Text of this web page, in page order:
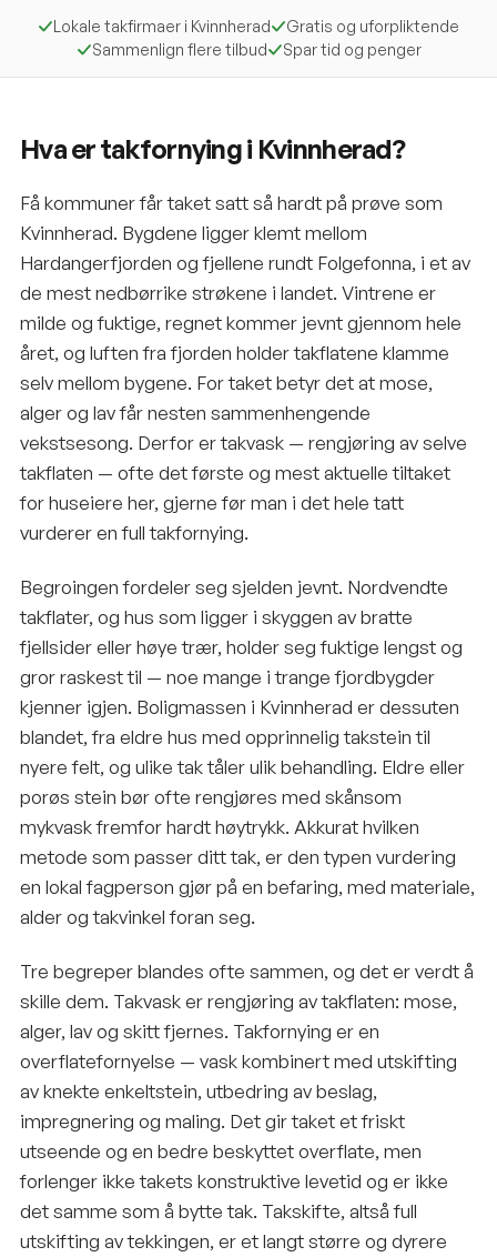
Lokale takfirmaer i Kvinnherad
Gratis og uforpliktende
Sammenlign flere tilbud
Spar tid og penger
Hva er takfornying i Kvinnherad?
Få kommuner får taket satt så hardt på prøve som
Kvinnherad. Bygdene ligger klemt mellom
Hardangerfjorden og fjellene rundt Folgefonna, i et av
de mest nedbørrike strøkene i landet. Vintrene er
milde og fuktige, regnet kommer jevnt gjennom hele
året, og luften fra fjorden holder takflatene klamme
selv mellom bygene. For taket betyr det at mose,
alger og lav får nesten sammenhengende
vekstsesong. Derfor er takvask — rengjøring av selve
takflaten — ofte det første og mest aktuelle tiltaket
for huseiere her, gjerne før man i det hele tatt
vurderer en full takfornying.
Begroingen fordeler seg sjelden jevnt. Nordvendte
takflater, og hus som ligger i skyggen av bratte
fjellsider eller høye trær, holder seg fuktige lengst og
gror raskest til — noe mange i trange fjordbygder
kjenner igjen. Boligmassen i Kvinnherad er dessuten
blandet, fra eldre hus med opprinnelig takstein til
nyere felt, og ulike tak tåler ulik behandling. Eldre eller
porøs stein bør ofte rengjøres med skånsom
mykvask fremfor hardt høytrykk. Akkurat hvilken
metode som passer ditt tak, er den typen vurdering
en lokal fagperson gjør på en befaring, med materiale,
alder og takvinkel foran seg.
Tre begreper blandes ofte sammen, og det er verdt å
skille dem. Takvask er rengjøring av takflaten: mose,
alger, lav og skitt fjernes. Takfornying er en
overflatefornyelse — vask kombinert med utskifting
av knekte enkeltstein, utbedring av beslag,
impregnering og maling. Det gir taket et friskt
utseende og en bedre beskyttet overflate, men
forlenger ikke takets konstruktive levetid og er ikke
det samme som å bytte tak. Takskifte, altså full
utskifting av tekkingen, er et langt større og dyrere